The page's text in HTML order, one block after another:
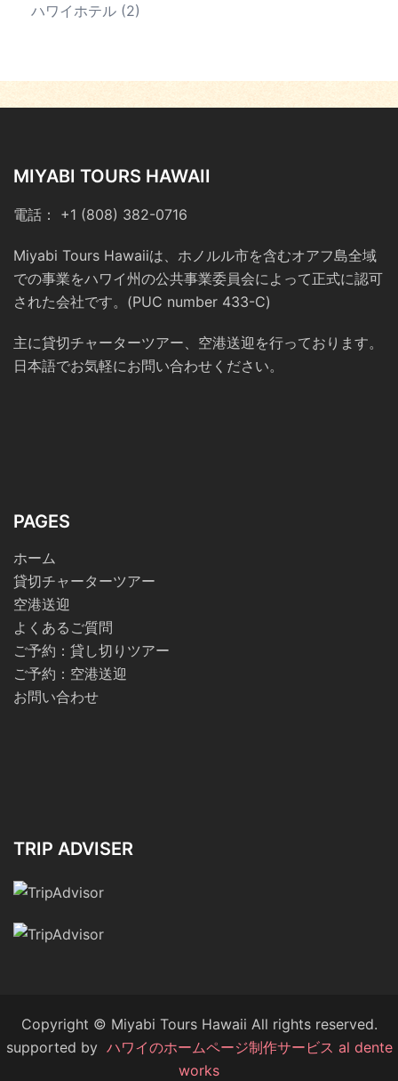
ハワイホテル (2)
MIYABI TOURS HAWAII
電話： +1 (808) 382-0716
Miyabi Tours Hawaiiは、ホノルル市を含むオアフ島全域
での事業をハワイ州の公共事業委員会によって正式に認可
された会社です。(PUC number 433-C)
主に貸切チャーターツアー、空港送迎を行っております。
日本語でお気軽にお問い合わせください。
PAGES
ホーム
貸切チャーターツアー
空港送迎
よくあるご質問
ご予約：貸し切りツアー
ご予約：空港送迎
お問い合わせ
TRIP ADVISER
Copyright © Miyabi Tours Hawaii All rights reserved.
supported by ハワイのホームページ制作サービス al dente
works